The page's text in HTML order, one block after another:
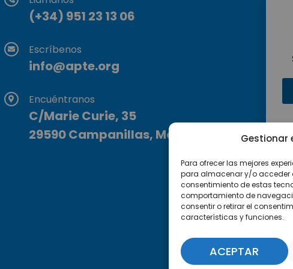
Gestionar
Para ofrecer las mejores
para almacenar y/o acceder
consentimiento de estas
comportamiento de
consentir o retirar el
características y funciones.
ACEPTAR
(+34) 951 23 13 06
Escríbenos
info@apte.org
Encuéntranos
C/Marie Curie, 35
29590 Campanillas, Málaga